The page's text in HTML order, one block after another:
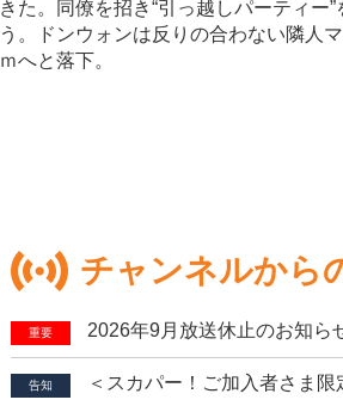
きた。同僚を招き“引っ越しパーティ
う。ドンウォンは反りの合わない隣人
ｍへと落下。
チャンネルから
重要 2026年9月放送休止のお知ら
告知 ＜スカパー！ご加入者さま